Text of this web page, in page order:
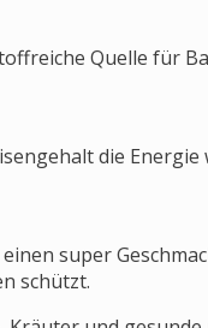
Quelle für
die
super
schützt.